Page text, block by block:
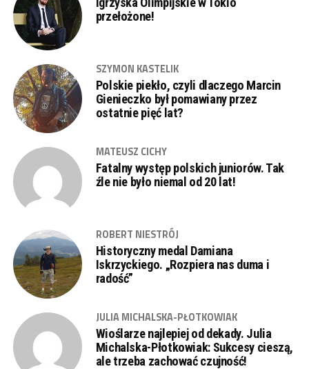
przełożone!
SZYMON KASTELIK
Polskie piekło, czyli dlaczego Marcin
Gienieczko był pomawiany przez
ostatnie pięć lat?
MATEUSZ CICHY
Fatalny występ polskich juniorów. Tak
źle nie było niemal od 20 lat!
ROBERT NIESTRÓJ
Historyczny medal Damiana
Iskrzyckiego. „Rozpiera nas duma i
radość”
JULIA MICHALSKA-PŁOTKOWIAK
Wioślarze najlepiej od dekady. Julia
Michalska-Płotkowiak: Sukcesy cieszą,
ale trzeba zachować czujność!